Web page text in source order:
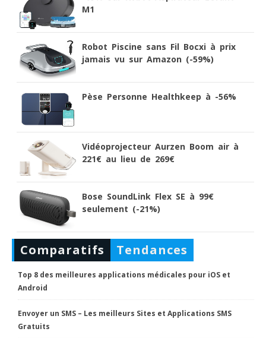
M1
Robot Piscine sans Fil Bocxi à prix
jamais vu sur Amazon (-59%)
Pèse Personne Healthkeep à -56%
Vidéoprojecteur Aurzen Boom air à
221€ au lieu de 269€
Bose SoundLink Flex SE à 99€
seulement (-21%)
Comparatifs Tendances
Top 8 des meilleures applications médicales pour iOS et
Android
Envoyer un SMS – Les meilleurs Sites et Applications SMS
Gratuits